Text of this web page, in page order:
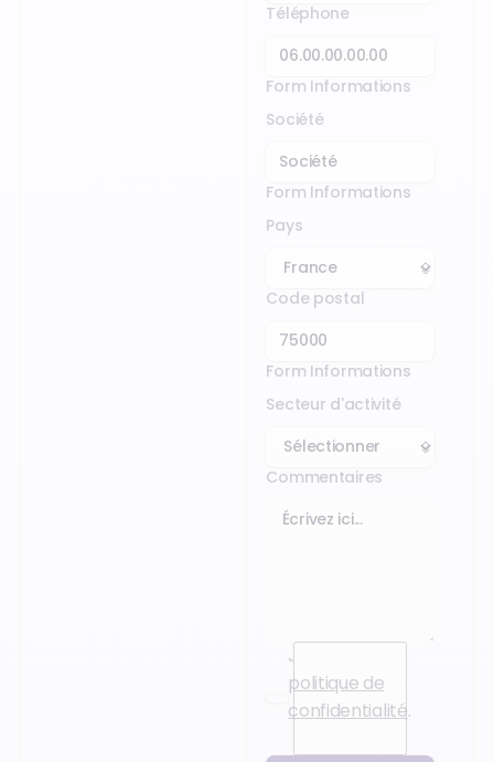
Téléphone
Form Informations
Société
Form Informations
Pays
Code postal
Form Informations
Secteur d'activité
Commentaires
J’accepte la
politique de
confidentialité.